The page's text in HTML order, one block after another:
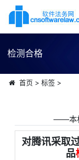
检测合格
首页 > 标签>
――本
对腾讯采取
品